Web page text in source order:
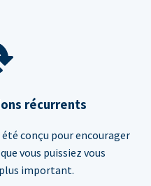
récurrents
conçu pour encourager
vous puissiez vous
important.